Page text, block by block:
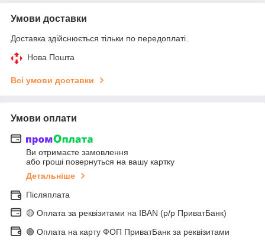
Умови доставки
Доставка здійснюється тільки по передоплаті.
Нова Пошта
Всі умови доставки
Умови оплати
Ви отримаєте замовлення
або гроші повернуться на вашу картку
Детальніше
Післяплата
🟡 Оплата за реквізитами на IBAN (р/р ПриватБанк)
🟢 Оплата на карту ФОП ПриватБанк за реквізитами